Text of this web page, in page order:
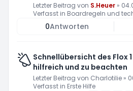
Letzter Beitrag von S.Heuer »
Verfasst in Boardregeln und
0Antworten
Schnellübersicht des Flox
hilfreich und zu beachten
Letzter Beitrag von Charlotilie »
Verfasst in Erste Hilfe